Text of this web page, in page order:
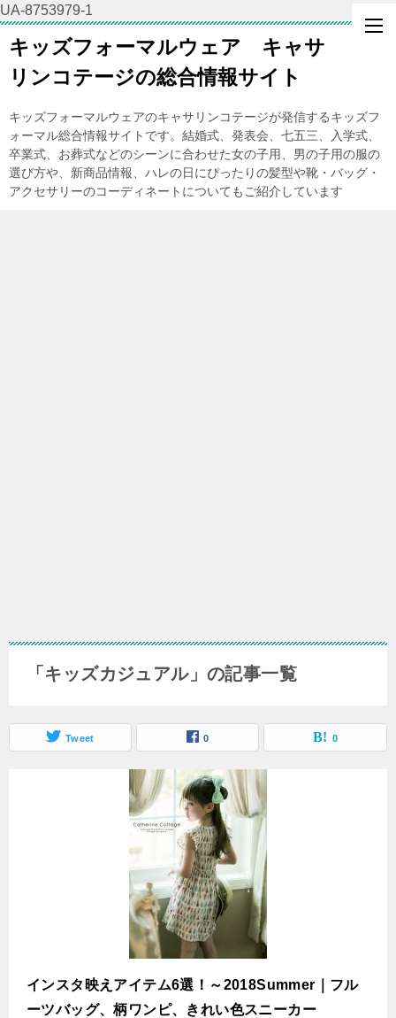
UA-8753979-1
キッズフォーマルウェア キャサ
リンコテージの総合情報サイト
キッズフォーマルウェアのキャサリンコテージが発信するキッズフ
ォーマル総合情報サイトです。結婚式、発表会、七五三、入学式、
卒業式、お葬式などのシーンに合わせた女の子用、男の子用の服の
選び方や、新商品情報、ハレの日にぴったりの髪型や靴・バッグ・
アクセサリーのコーディネートについてもご紹介しています
「キッズカジュアル」の記事一覧
Tweet 0 0
インスタ映えアイテム6選！～2018Summer｜フル
ーツバッグ、柄ワンピ、きれい色スニーカー